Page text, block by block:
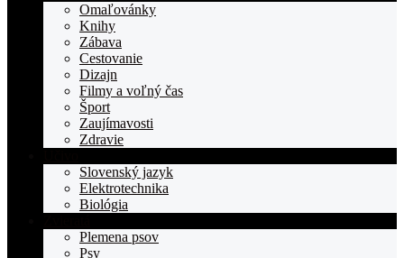
TOPden.skOmaľovánky
Knihy
Zábava
Cestovanie
Dizajn
Filmy a voľný čas
Šport
Zaujímavosti
Zdravie
Slovenský jazyk
Elektrotechnika
Biológia
Plemena psov
Psy